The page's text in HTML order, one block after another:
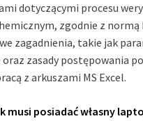
dotyczącymi procesu
zgodnie z normą
zagadnienia, takie jak
zasady postępowania
z arkuszami MS Excel.
musi posiadać własny